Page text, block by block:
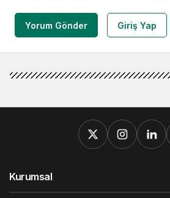
Yorum Gönder Giriş Yap
Kurumsal